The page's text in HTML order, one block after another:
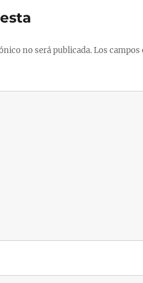
no será publicada.Los